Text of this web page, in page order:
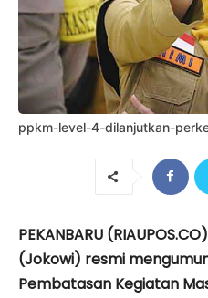
ppkm-level-4-dilanjutkan-
PEKANBARU
(Jokowi) resmi
Pembatasan Kegiatan